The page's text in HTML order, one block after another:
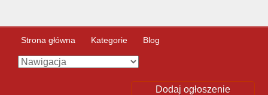
Strona główna Kategorie Blog
Dodaj ogłoszenie